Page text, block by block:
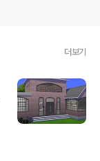
더보기